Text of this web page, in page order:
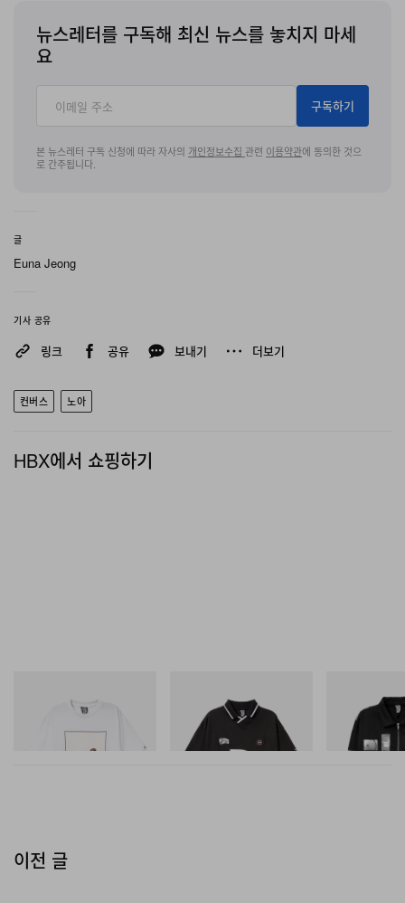
뉴스레터를 구독해 최신 뉴스를 놓치지 마세
요
구독하기
본 뉴스레터 구독 신청에 따라 자사의 개인정보수집 관련 이용약관에 동의한 것으
로 간주됩니다.
글
Euna Jeong
기사 공유
링크 공유 보내기 더보기
컨버스 노아
HBX에서 쇼핑하기
Billionaire Boys Club X Initial
D Cotton T-Shirt 2
Billionaire Boys Club X Initial
D Game Shirt
쇼핑하기
Billionaire
D Cotton Jacket
쇼핑하기